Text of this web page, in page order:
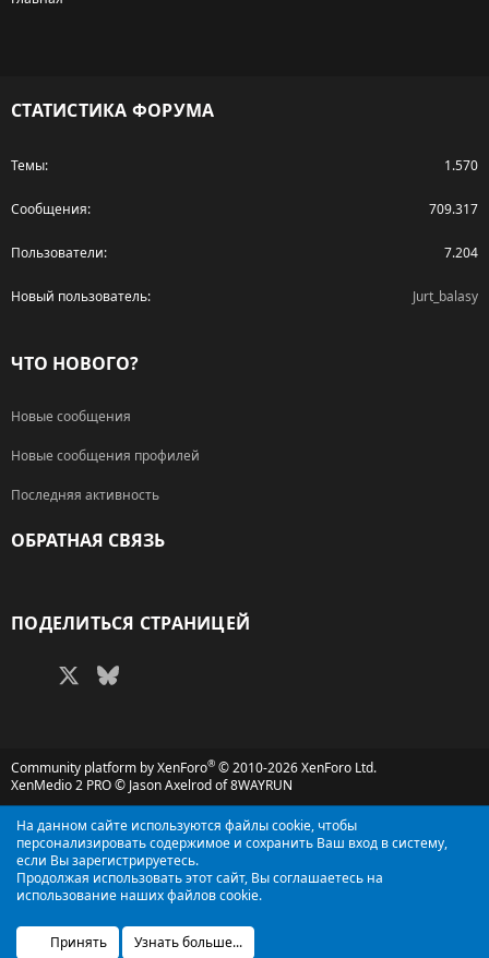
СТАТИСТИКА ФОРУМА
Темы 1.570
Сообщения 709.317
Пользователи 7.204
Новый пользователь Jurt_balasy
ЧТО НОВОГО?
Новые сообщения
Новые сообщения профилей
Последняя активность
ОБРАТНАЯ СВЯЗЬ
ПОДЕЛИТЬСЯ СТРАНИЦЕЙ
FacebookX (Twitter)
Bluesky
Community platform by XenForo® © 2010-2026 XenForo Ltd.
XenMedio 2 PRO© Jason Axelrod of8WAYRUN
На данном сайте используются файлы cookie, чтобы
персонализировать содержимое и сохранить Ваш вход в систему,
если Вы зарегистрируетесь.
Продолжая использовать этот сайт, Вы соглашаетесь на
использование наших файлов cookie.
Принять Узнать больше...